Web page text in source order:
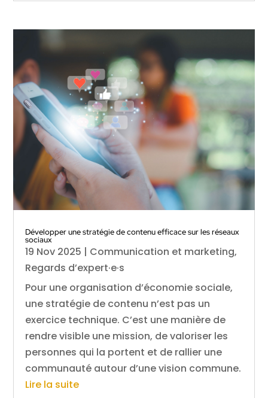
Développer une stratégie de contenu efficace sur les réseaux
sociaux
19 Nov 2025 | Communication et marketing,
Regards d’expert·e·s
Pour une organisation d’économie sociale,
une stratégie de contenu n’est pas un
exercice technique. C’est une manière de
rendre visible une mission, de valoriser les
personnes qui la portent et de rallier une
communauté autour d’une vision commune.
Lire la suite